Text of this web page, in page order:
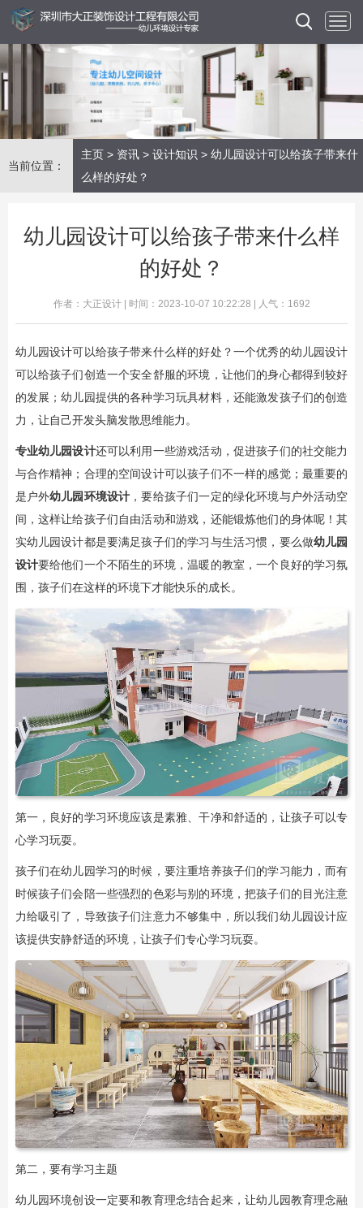
当前位置：
主页 > 资讯 > 设计知识 > 幼儿园设计可以给孩子带来什
么样的好处？
幼儿园设计可以给孩子带来什么样
的好处？
作者：大正设计 | 时间：2023-10-07 10:22:28 | 人气：1692
幼儿园设计可以给孩子带来什么样的好处？一个优秀的幼儿园设计
可以给孩子们创造一个安全舒服的环境，让他们的身心都得到较好
的发展；幼儿园提供的各种学习玩具材料，还能激发孩子们的创造
力，让自己开发头脑发散思维能力。
专业幼儿园设计还可以利用一些游戏活动，促进孩子们的社交能力
与合作精神；合理的空间设计可以孩子们不一样的感觉；最重要的
是户外幼儿园环境设计 ，要给孩子们一定的绿化环境与户外活动空
间，这样让给孩子们自由活动和游戏，还能锻炼他们的身体呢！其
实幼儿园设计都是要满足孩子们的学习与生活习惯，要么做幼儿园
设计要给他们一个不陌生的环境，温暖的教室，一个良好的学习氛
围，孩子们在这样的环境下才能快乐的成长。
第一，良好的学习环境应该是素雅、干净和舒适的，让孩子可以专
心学习玩耍。
孩子们在幼儿园学习的时候，要注重培养孩子们的学习能力，而有
时候孩子们会陪一些强烈的色彩与别的环境，把孩子们的目光注意
力给吸引了，导致孩子们注意力不够集中，所以我们幼儿园设计应
该提供安静舒适的环境，让孩子们专心学习玩耍。
第二，要有学习主题
幼儿园环境创设一定要和教育理念结合起来，让幼儿园教育理念融